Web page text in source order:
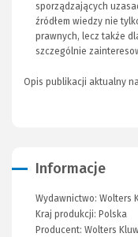
sporządzających
źródłem wiedzy nie
prawnych, lecz także
szczególnie
Opis publikacji aktualny
Informacje
Wydawnictwo: Wolters
Kraj produkcji: Polska
Producent: Wolters